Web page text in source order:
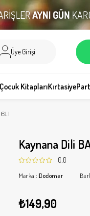
AYNI GÜN
Üye Girişi
Çocuk KitaplarıKırtasiye
Kaynana Dili
0.0
Marka : Dodomar
₺149,90